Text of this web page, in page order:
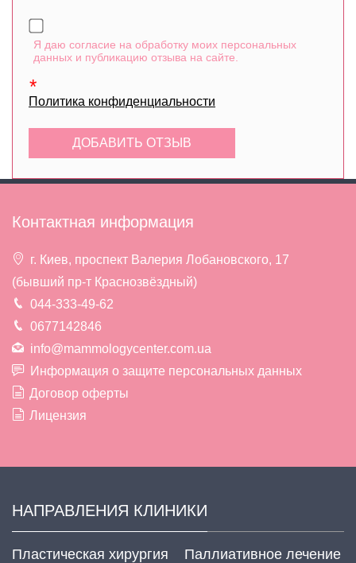
Я даю согласие на обработку моих персональных
данных и публикацию отзыва на сайте.
Политика конфиденциальности
Контактная информация
г. Киев, проспект Валерия Лобановского, 17
(бывший пр-т Краснозвёздный)
044-333-49-62
0677142846
info@mammologycenter.com.ua
Информация о защите персональных данных
Договор оферты
Лицензия
НАПРАВЛЕНИЯ КЛИНИКИ
Пластическая хирургия
Паллиативное лечение